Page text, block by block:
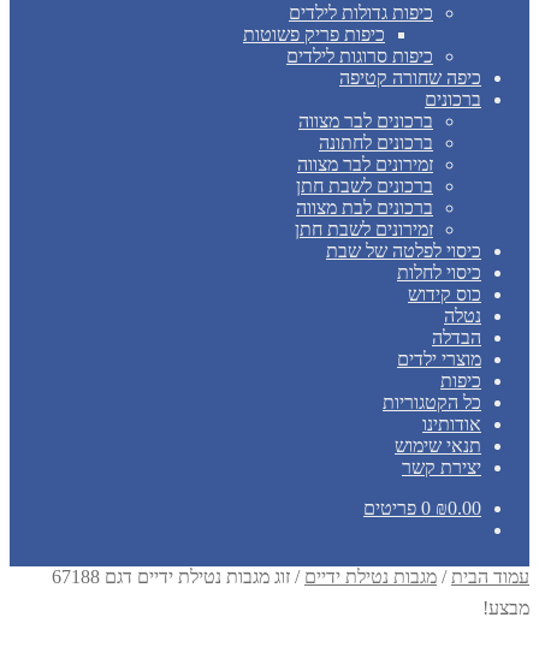
כיפות גדולות לילדים
כיפות פריק פשוטות
כיפות סרוגות לילדים
כיפה שחורה קטיפה
ברכונים
ברכונים לבר מצווה
ברכונים לחתונה
זמירונים לבר מצווה
ברכונים לשבת חתן
ברכונים לבת מצווה
זמירונים לשבת חתן
כיסוי לפלטה של שבת
כיסוי לחלות
כוס קידוש
נטלה
הבדלה
מוצרי ילדים
כיפות
כל הקטגוריות
אודותינו
תנאי שימוש
יצירת קשר
₪0.00 0 פריטים
עמוד הבית / מגבות נטילת ידיים / זוג מגבות נטילת ידיים דגם 67188
מבצע!